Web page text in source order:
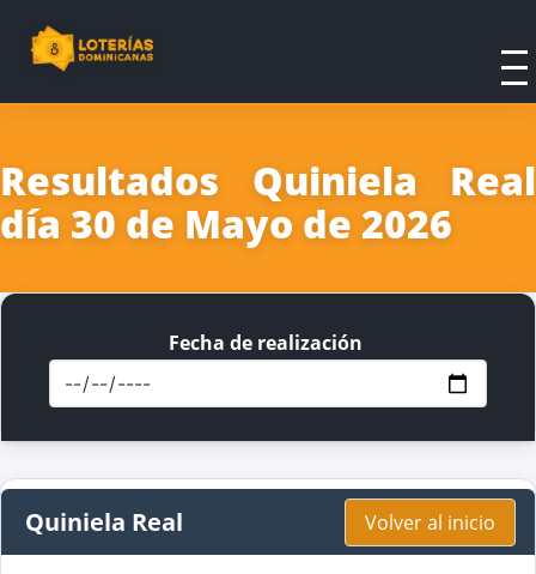
Resultados Quiniela Real
día 30 de Mayo de 2026
Fecha de realización
Quiniela Real Volver al inicio